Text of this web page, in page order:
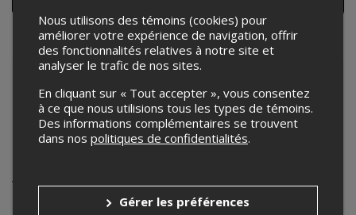
loffjazz.production@gmail.com
www.lofffestivaldejazz.com/
Votre recherche n'a retourné aucun résultat.
Nous utilisons des témoins (cookies) pour
améliorer votre expérience de navigation, offrir
des fonctionnalités relatives à notre site et
analyser le trafic de nos sites.
En cliquant sur « Tout accepter », vous consentez
à ce que nous utilisions tous les types de témoins.
Des informations complémentaires se trouvent
dans nos politiques de confidentialités.
Gérer les préférences